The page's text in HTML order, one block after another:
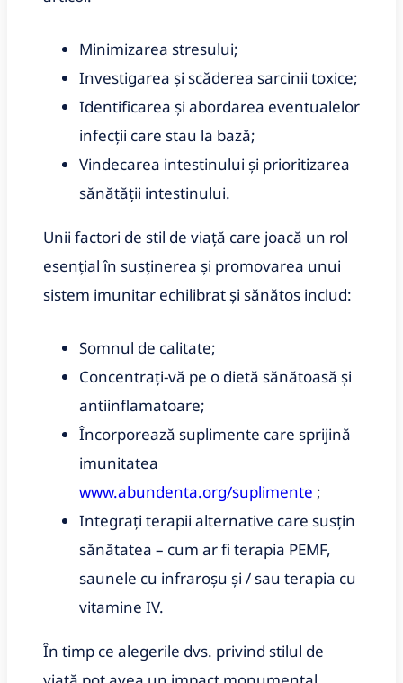
Minimizarea stresului;
Investigarea și scăderea sarcinii toxice;
Identificarea și abordarea eventualelor
infecții care stau la bază;
Vindecarea intestinului și prioritizarea
sănătății intestinului.
Unii factori de stil de viață care joacă un rol
esențial în susținerea și promovarea unui
sistem imunitar echilibrat și sănătos includ:
Somnul de calitate;
Concentrați-vă pe o dietă sănătoasă și
antiinflamatoare;
Încorporează suplimente care sprijină
imunitatea
www.abundenta.org/suplimente ;
Integrați terapii alternative care susțin
sănătatea – cum ar fi terapia PEMF,
saunele cu infraroșu și / sau terapia cu
vitamine IV.
În timp ce alegerile dvs. privind stilul de